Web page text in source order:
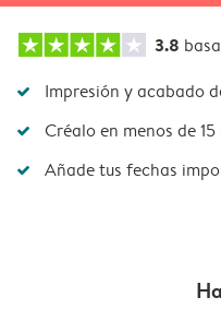
3.8
Impresión y acabado
Créalo en menos de
Añade tus fechas